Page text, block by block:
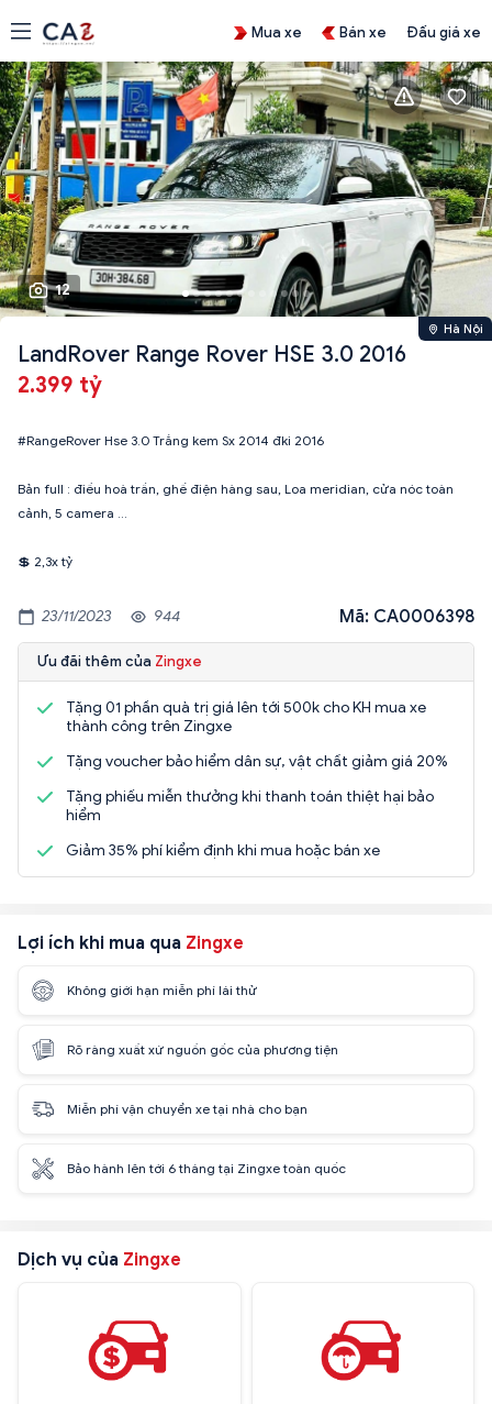
Mua xe Bán xe Đấu giá xe
12
Hà Nội
LandRover Range Rover HSE 3.0 2016
2.399 tỷ
#RangeRover Hse 3.0 Trắng kem Sx 2014 đki 2016
Bản full : điều hoà trần, ghế điện hàng sau, Loa meridian, cửa nóc toàn
cảnh, 5 camera ...
💲 2,3x tỷ
23/11/2023 944 Mã: CA0006398
Ưu đãi thêm của Zingxe
Tặng 01 phần quà trị giá lên tới 500k cho KH mua xe
thành công trên Zingxe
Tặng voucher bảo hiểm dân sự, vật chất giảm giá 20%
Tặng phiếu miễn thưởng khi thanh toán thiệt hại bảo
hiểm
Giảm 35% phí kiểm định khi mua hoặc bán xe
Lợi ích khi mua qua Zingxe
Không giới hạn miễn phí lái thử
Rõ ràng xuất xứ nguồn gốc của phương tiện
Miễn phí vận chuyển xe tại nhà cho bạn
Bảo hành lên tới 6 tháng tại Zingxe toàn quốc
Dịch vụ của Zingxe